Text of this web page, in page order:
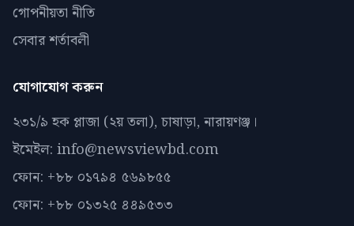
গোপনীয়তা নীতি
সেবার শর্তাবলী
যোগাযোগ করুন
২৩১/৯ হক প্লাজা (২য় তলা), চাষাড়া, নারায়ণঞ্জ।
ইমেইল: info@newsviewbd.com
ফোন: +৮৮ ০১৭৯৪ ৫৬৯৮৫৫
ফোন: +৮৮ ০১৩২৫ ৪৪৯৫৩৩